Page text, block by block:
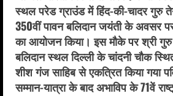
स्थल परेड ग्राउंड में हिंद-की-चादर गुरु
350वीं पावन बलिदान जयंती के अवसर
का आयोजन किया। इस मौके पर श्री
बलिदान स्थल दिल्ली के चांदनी चौक स्थित
शीश गंज साहिब से एकत्रित किया गया
सम्मान-यात्रा के बाद अभाविप के 71वें